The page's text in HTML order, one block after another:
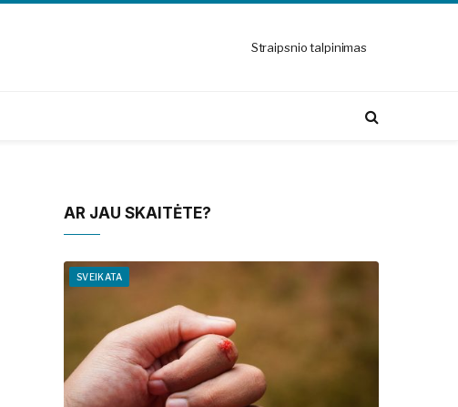
Straipsnio talpinimas
AR JAU SKAITĖTE?
SVEIKATA